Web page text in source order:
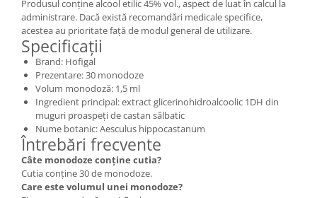
Produsul conține alcool etilic 45% vol., aspect de luat în calcul la
administrare. Dacă există recomandări medicale specifice,
acestea au prioritate față de modul general de utilizare.
Specificații
Brand: Hofigal
Prezentare: 30 monodoze
Volum monodoză: 1,5 ml
Ingredient principal: extract glicerinohidroalcoolic 1DH din
muguri proaspeți de castan sălbatic
Nume botanic: Aesculus hippocastanum
Întrebări frecvente
Câte monodoze conține cutia?
Cutia conține 30 de monodoze.
Care este volumul unei monodoze?